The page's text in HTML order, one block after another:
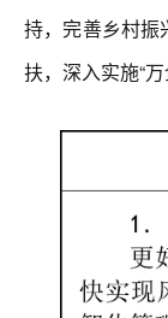
持，完善乡村振
扶，深入实施“